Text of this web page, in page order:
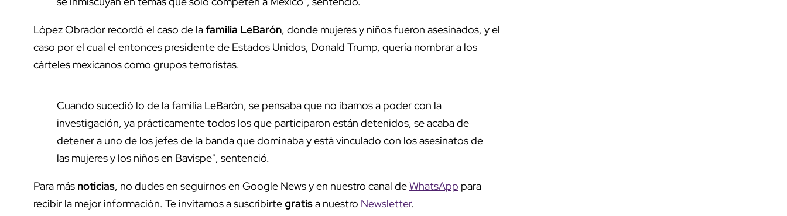
López Obrador recordó el caso de lafamilia LeBarón, donde mujeres y niños fueron asesinados, y el
caso por el cual el entonces presidente de Estados Unidos, Donald Trump, quería nombrar a los
cárteles mexicanos como grupos terroristas.
Cuando sucedió lo de la familia LeBarón, se pensaba que no íbamos a poder con la
investigación, ya prácticamente todos los que participaron están detenidos, se acaba de
detener a uno de los jefes de la banda que dominaba y está vinculado con los asesinatos de
las mujeres y los niños en Bavispe", sentenció.
Para más noticias, no dudes en seguirnos en Google News y en nuestro canal deWhatsApp para
recibir la mejor información. Te invitamos a suscribirtegratisa nuestro Newsletter.